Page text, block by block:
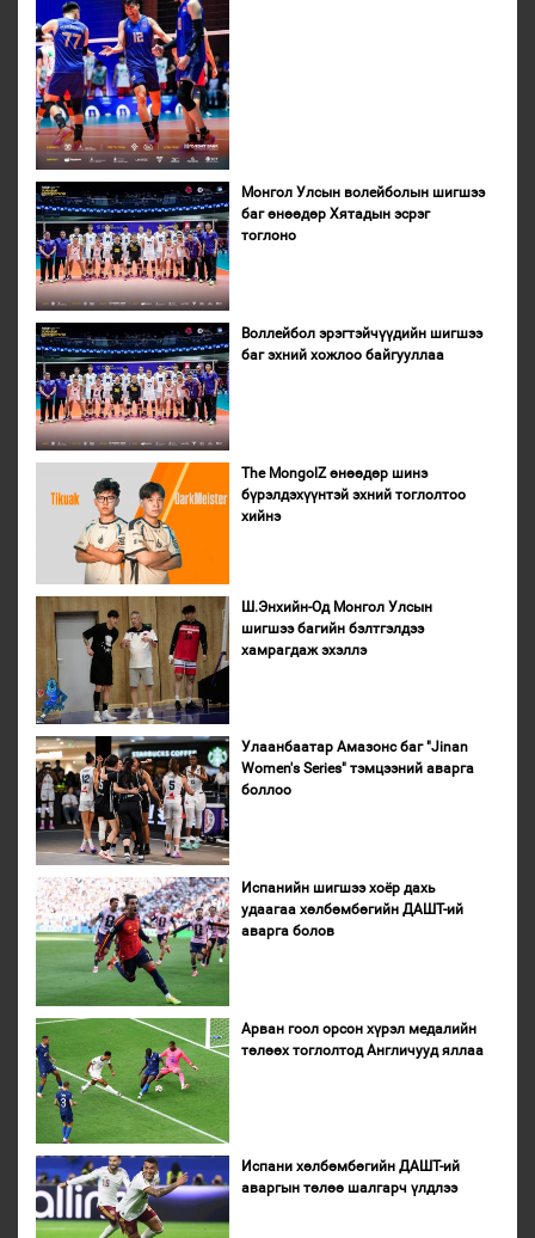
Монгол Улсын волейболын шигшээ
баг өнөөдөр Хятадын эсрэг
тоглоно
Воллейбол эрэгтэйчүүдийн шигшээ
баг эхний хожлоо байгууллаа
The MongolZ өнөөдөр шинэ
бүрэлдэхүүнтэй эхний тоглолтоо
хийнэ
Ш.Энхийн-Од Монгол Улсын
шигшээ багийн бэлтгэлдээ
хамрагдаж эхэллэ
Улаанбаатар Амазонс баг "Jinan
Women's Series" тэмцээний аварга
боллоо
Испанийн шигшээ хоёр дахь
удаагаа хөлбөмбөгийн ДАШТ-ий
аварга болов
Арван гоол орсон хүрэл медалийн
төлөөх тоглолтод Англичууд яллаа
Испани хөлбөмбөгийн ДАШТ-ий
аваргын төлөө шалгарч үлдлээ